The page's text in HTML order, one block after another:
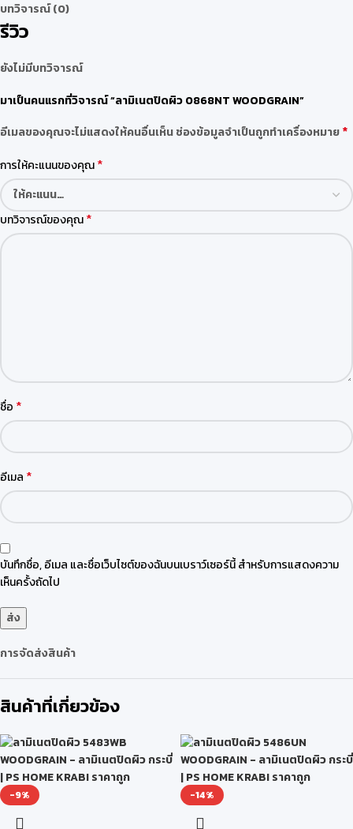
บทวิจารณ์ (0)
รีวิว
ยังไม่มีบทวิจารณ์
มาเป็นคนแรกที่วิจารณ์ “ลามิเนตปิดผิว 0868NT WOODGRAIN”
อีเมลของคุณจะไม่แสดงให้คนอื่นเห็นช่องข้อมูลจำเป็นถูกทำเครื่องหมาย*
การให้คะแนนของคุณ*
บทวิจารณ์ของคุณ*
ชื่อ *
อีเมล *
บันทึกชื่อ, อีเมล และชื่อเว็บไซต์ของฉันบนเบราว์เซอร์นี้ สำหรับการแสดงความ
เห็นครั้งถัดไป
การจัดส่งสินค้า
สินค้าที่เกี่ยวข้อง
-9% -14%